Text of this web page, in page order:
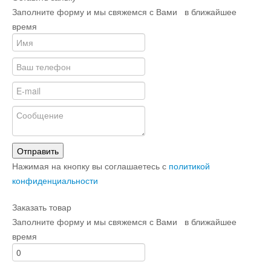
Заполните форму и мы свяжемся с Вами в ближайшее
время
Отправить
Нажимая на кнопку вы соглашаетесь с политикой
конфиденциальности
Заказать товар
Заполните форму и мы свяжемся с Вами в ближайшее
время